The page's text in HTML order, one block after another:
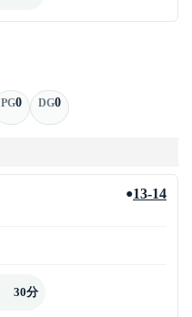
PG0 DG0
●13-14
30分